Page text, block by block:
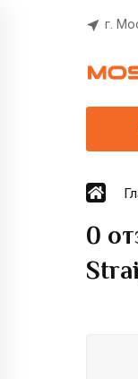
г.
0